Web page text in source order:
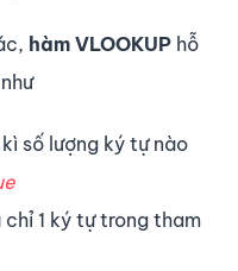
hàm VLOOKUP hỗ
số lượng ký tự nào
1 ký tự trong tham